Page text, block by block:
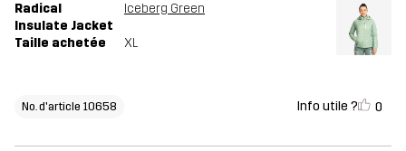
Radical
Insulate Jacket
Iceberg Green
Taille achetée XL
No. d'article 10658 Info utile ? 0